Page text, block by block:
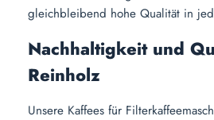
gleichbleibend hohe Qualität in
Nachhaltigkeit und
Reinholz
Unsere Kaffees für